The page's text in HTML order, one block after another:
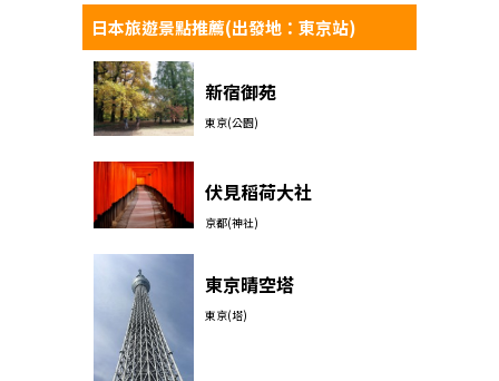
日本旅遊景點推薦(出發地：東京站)
新宿御苑
東京(公園)
伏見稻荷大社
京都(神社)
東京晴空塔
東京(塔)